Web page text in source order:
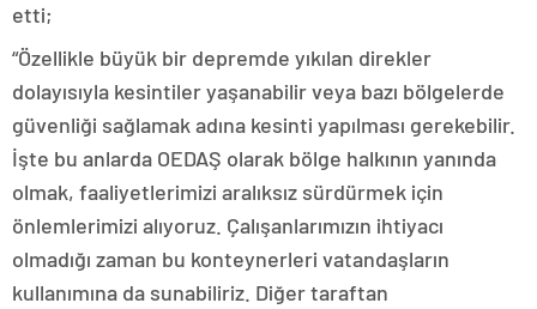
etti;
“Özellikle büyük bir depremde yıkılan direkler
dolayısıyla kesintiler yaşanabilir veya bazı bölgelerde
güvenliği sağlamak adına kesinti yapılması gerekebilir.
İşte bu anlarda OEDAŞ olarak bölge halkının yanında
olmak, faaliyetlerimizi aralıksız sürdürmek için
önlemlerimizi alıyoruz. Çalışanlarımızın ihtiyacı
olmadığı zaman bu konteynerleri vatandaşların
kullanımına da sunabiliriz. Diğer taraftan